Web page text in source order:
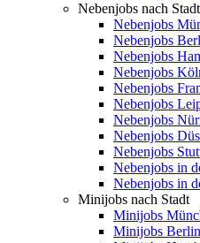
Nebenjobs nach Stadt
Nebenjobs
Nebenjobs
Nebenjobs
Nebenjobs
Nebenjobs
Nebenjobs
Nebenjobs
Nebenjobs
Nebenjobs
Nebenjobs in
Nebenjobs in
Minijobs nach Stadt
Minijobs
Minijobs Berlin